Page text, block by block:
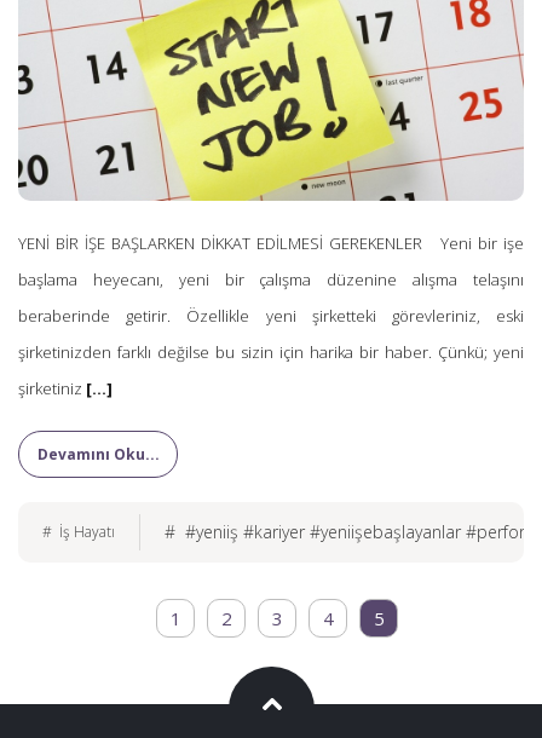
YENİ BİR İŞE BAŞLARKEN DİKKAT EDİLMESİ GEREKENLER Yeni bir işe
başlama heyecanı, yeni bir çalışma düzenine alışma telaşını
beraberinde getirir. Özellikle yeni şirketteki görevleriniz, eski
şirketinizden farklı değilse bu sizin için harika bir haber. Çünkü; yeni
şirketiniz [...]
Devamını Oku...
# İş Hayatı # #yeniiş #kariyer #yeniişebaşlayanlar
1 2 3 4 5